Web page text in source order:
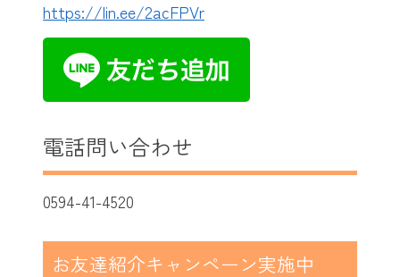
https://lin.ee/2acFPVr
電話問い合わせ
0594-41-4520
お友達紹介キャンペーン実施中